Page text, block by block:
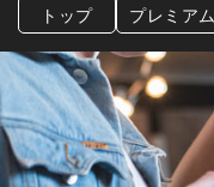
トップ プレミアム